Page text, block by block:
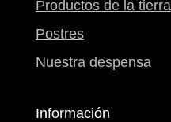
Productos de la tierra
Postres
Nuestra despensa
Información